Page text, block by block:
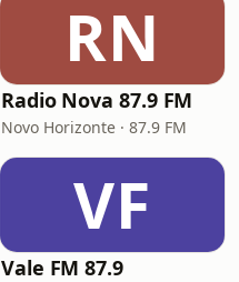
RN
Radio Nova 87.9 FM
Novo Horizonte · 87.9 FM
VF
Vale FM 87.9